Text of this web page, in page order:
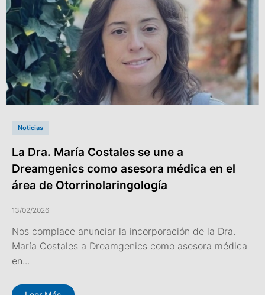
Noticias
La Dra. María Costales se une a
Dreamgenics como asesora médica en el
área de Otorrinolaringología
13/02/2026
Nos complace anunciar la incorporación de la Dra.
María Costales a Dreamgenics como asesora médica
en...